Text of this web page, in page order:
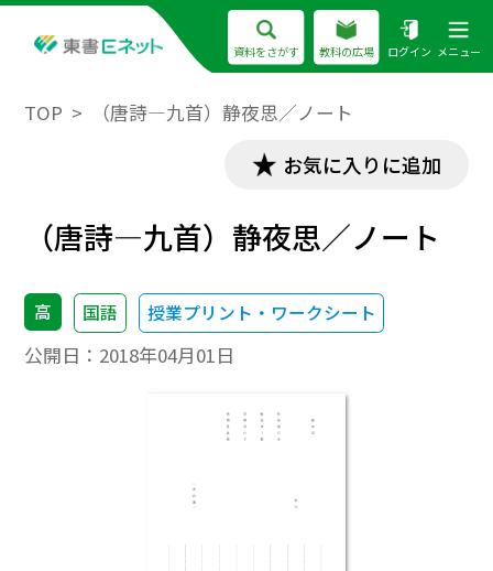
資料をさがす 教科の広場 ログイン メニュー
TOP （唐詩―九首）静夜思／ノート
お気に入りに追加
（唐詩―九首）静夜思／ノート
高 国語 授業プリント・ワークシート
公開日： 2018年04月01日